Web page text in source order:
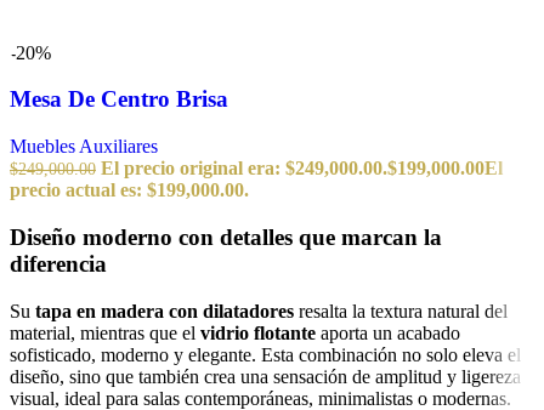
-20%
Mesa De Centro Brisa
Muebles Auxiliares
$249,000.00 El precio original era: $249,000.00.$199,000.00El
precio actual es: $199,000.00.
Diseño moderno con detalles que marcan la
diferencia
Su tapa en madera con dilatadores resalta la textura natural del
material, mientras que el vidrio flotante aporta un acabado
sofisticado, moderno y elegante. Esta combinación no solo eleva el
diseño, sino que también crea una sensación de amplitud y ligereza
visual, ideal para salas contemporáneas, minimalistas o modernas.